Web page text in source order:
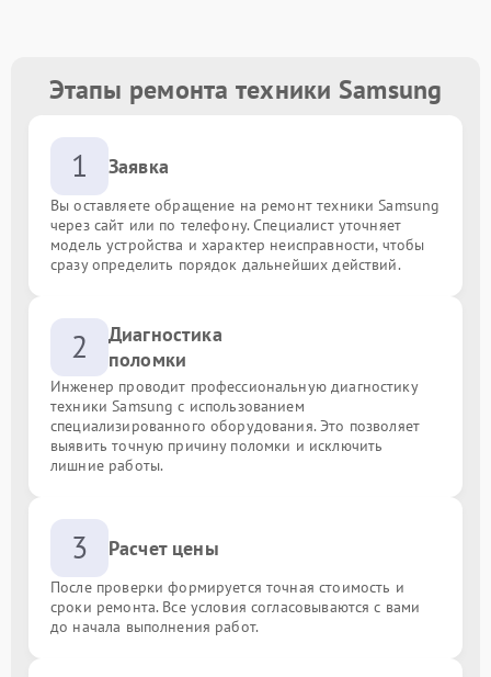
Этапы ремонта техники Samsung
1 Заявка
Вы оставляете обращение на ремонт техники Samsung
через сайт или по телефону. Специалист уточняет
модель устройства и характер неисправности, чтобы
сразу определить порядок дальнейших действий.
2
Диагностика
поломки
Инженер проводит профессиональную диагностику
техники Samsung с использованием
специализированного оборудования. Это позволяет
выявить точную причину поломки и исключить
лишние работы.
3 Расчет цены
После проверки формируется точная стоимость и
сроки ремонта. Все условия согласовываются с вами
до начала выполнения работ.